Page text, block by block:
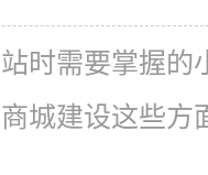
时需要掌握的
城建设这些方